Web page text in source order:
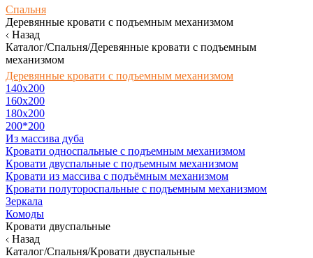
Спальня
Деревянные кровати с подъемным механизмом
Назад
Каталог/Спальня/Деревянные кровати с подъемным
механизмом
Деревянные кровати с подъемным механизмом
140x200
160х200
180х200
200*200
Из массива дуба
Кровати односпальные с подъемным механизмом
Кровати двуспальные с подъемным механизмом
Кровати из массива с подъёмным механизмом
Кровати полутороспальные с подъемным механизмом
Зеркала
Комоды
Кровати двуспальные
Назад
Каталог/Спальня/Кровати двуспальные